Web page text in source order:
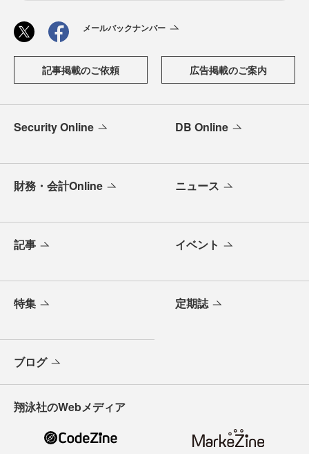
メールバックナンバー
記事掲載のご依頼 広告掲載のご案内
Security Online DB Online
財務・会計Online ニュース
記事 イベント
特集 定期誌
ブログ
翔泳社のWebメディア